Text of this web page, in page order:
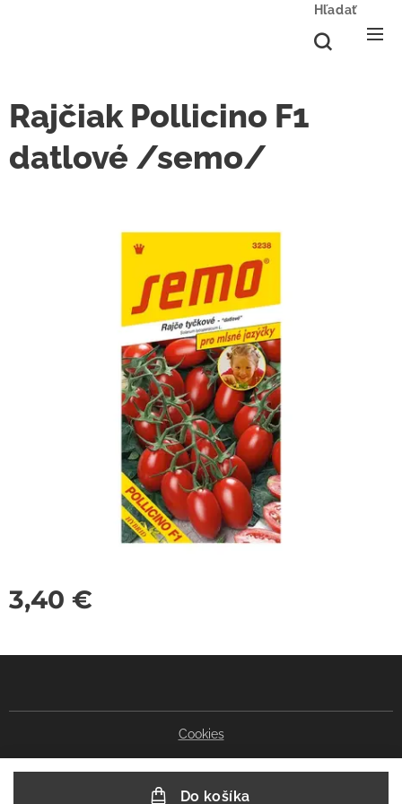
Hľadať
Rajčiak Pollicino F1
datlové /semo/
3,40 €
Do košíka
Cookies